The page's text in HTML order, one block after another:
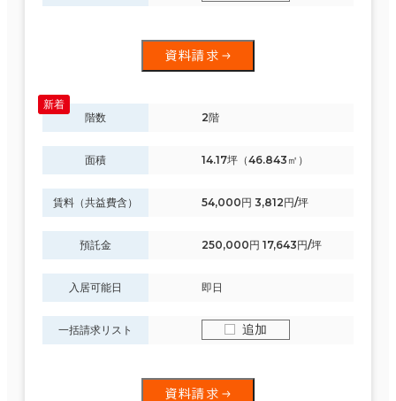
資料請求
階数 2階
面積 14.17坪（46.843㎡）
賃料（共益費含） 54,000円 3,812円/坪
預託金 250,000円 17,643円/坪
入居可能日 即日
一括請求リスト 追加
資料請求
該当数
497室
(271棟)
この条件で検索する